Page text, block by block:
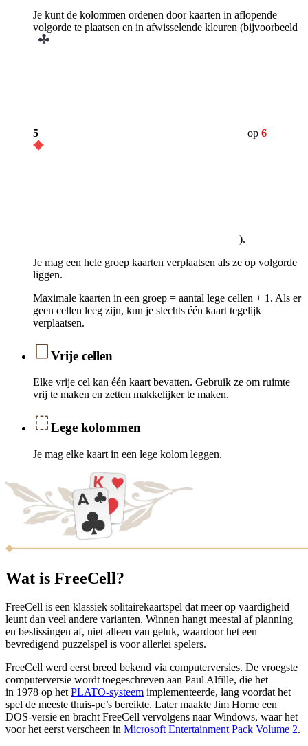
Je kunt de kolommen ordenen door kaarten in aflopende
volgorde te plaatsen en in afwisselende kleuren (bijvoorbeeld
5 op 6
).
Je mag een hele groep kaarten verplaatsen als ze op volgorde
liggen.
Maximale kaarten in een groep = aantal lege cellen + 1. Als er
geen cellen leeg zijn, kun je slechts één kaart tegelijk
verplaatsen.
Vrije cellen
Elke vrije cel kan één kaart bevatten. Gebruik ze om ruimte
vrij te maken en zetten makkelijker te maken.
Lege kolommen
Je mag elke kaart in een lege kolom leggen.
Wat is FreeCell?
FreeCell is een klassiek solitairekaartspel dat meer op vaardigheid
leunt dan veel andere varianten. Winnen hangt meestal af planning
en beslissingen af, niet alleen van geluk, waardoor het een
bevredigend puzzelspel is voor allerlei spelers.
FreeCell werd eerst breed bekend via computerversies. De vroegste
computerversie wordt toegeschreven aan Paul Alfille, die het
in 1978 op hetPLATO-systeem implementeerde, lang voordat het
spel de meeste thuis-pc’s bereikte. Later maakte Jim Horne een
DOS-versie en bracht FreeCell vervolgens naar Windows, waar het
voor het eerst verscheen in Microsoft Entertainment Pack Volume 2.